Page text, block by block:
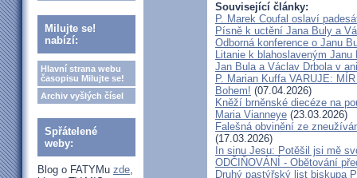
Milujte se!
nabízí:
Hlavní strana webu
časopisu Milujte se!
Archiv vyšlých čísel
Spřátelené
weby:
Blog o FATYMu zde,
Související články:
P. Marek Coufal oslaví
Písně k uctění Jana Buly a
Odborná konference o Janu
Litanie k blahoslaveným
Jan Bula a Václav Drbola v
P. Marian Kuffa VARUJE:
Bohem! (07.04.2026)
Kněží brněnské diecéze na
Maria Vianneye (23.03.2026)
Falešná obvinění ze
(17.03.2026)
In sinu Jesu: Potěšil jsi mě
ODČIŇOVÁNÍ - Obětování
Druhý pastýřský list biskupa